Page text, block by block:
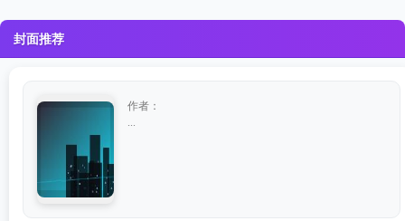
封面推荐
作者：